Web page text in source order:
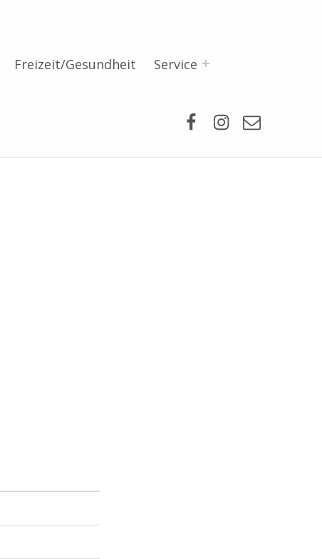
Freizeit/Gesundheit Service